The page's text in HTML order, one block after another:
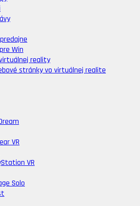
Win
reality
stránky vo virtuálnej realite
VR
VR
Solo